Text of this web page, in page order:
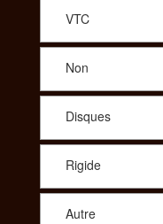
vous propose le
Terrains : all-
de vous proposer les
pourrez aussi choisir
Trekking : VTC,
parmi un choix de
vélos de ville ou
aussi vous aurez le
consulter et trouver le
SportAdvice propose
VTC
Non
Disques
Rigide
Autre